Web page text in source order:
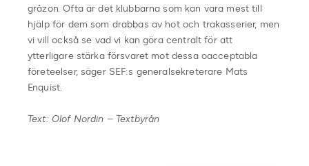
gråzon. Ofta är det klubbarna som kan vara mest till
hjälp för dem som drabbas av hot och trakasserier, men
vi vill också se vad vi kan göra centralt för att
ytterligare stärka försvaret mot dessa oacceptabla
företeelser, säger SEF:s generalsekreterare Mats
Enquist.
Text: Olof Nordin – Textbyrån